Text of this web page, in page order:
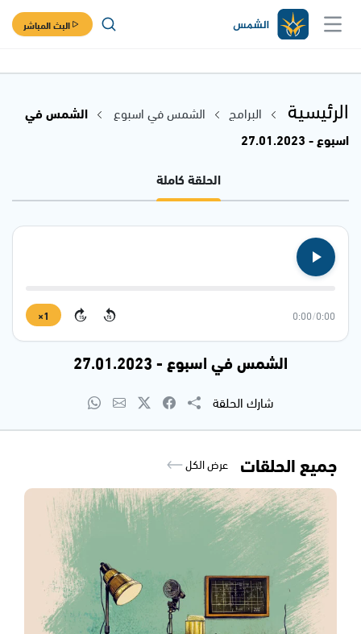
البث المباشر
الرئيسية البرامج الشمس في اسبوع
الشمس في
اسبوع - 27.01.2023
الحلقة كاملة
0:00
/
0:00
15
15
1×
الشمس في اسبوع - 27.01.2023
شارك الحلقة
جميع الحلقات عرض الكل